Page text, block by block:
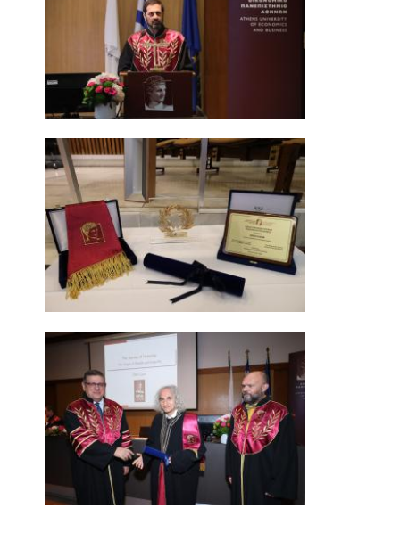
ΣΕΙΡΑ ΑΝΟΙΧΤΩΝ ΔΙΑΛΕΞΕΩΝ "ΕΚΤΟΣ ΥΛΗΣ;"
JEAN MONNET SEMINAR
ECONOMICS RESEARCH WORKSHOP
ΑΠΟΦΟΙΤΟΙ
ΓΡΑΦΕΙΟ ΔΙΑΣΥΝΔΕΣΗΣ
ΑΠΟΦΟΙΤΩΝΤΑΣ ΑΠΟ ΤΟ ΤΜΗΜΑ
ΧΡΗΣΙΜΟΙ ΣΥΝΔΕΣΜΟΙ
ΕΓΓΡΑΦΗ ALUMNI
ΑΝΑΚΟΙΝΩΣΕΙΣ ΓΡΑΜΜΑΤΕΙΑΣ
ΕΚΔΗΛΩΣΕΙΣ
ΠΡΟΚΗΡΥΞΕΙΣ
ΠΡΟΚΗΡΥΞΕΙΣ ΑΠΟΚΤΗΣΗΣ ΑΚΑΔΗΜΑΪΚΗΣ
ΕΜΠΕΙΡΙΑΣ
ΥΠΟΤΡΟΦΙΕΣ ΚΑΙ ΒΡΑΒΕΙΑ